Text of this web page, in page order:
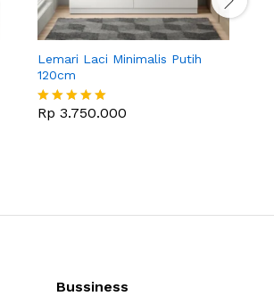
Lemari Laci Minimalis Putih
120cm
Dinilai
Rp 3.750.000
Bussiness